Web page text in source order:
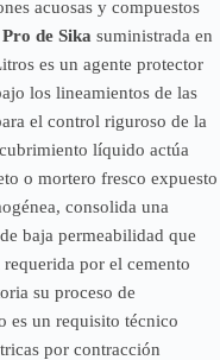
acuosas y compuestos
de Sika suministrada en
es un agente protector
los lineamientos de las
el control riguroso de la
líquido actúa
o mortero fresco expuesto
consolida una
baja permeabilidad que
por el cemento
su proceso de
es un requisito técnico
por contracción